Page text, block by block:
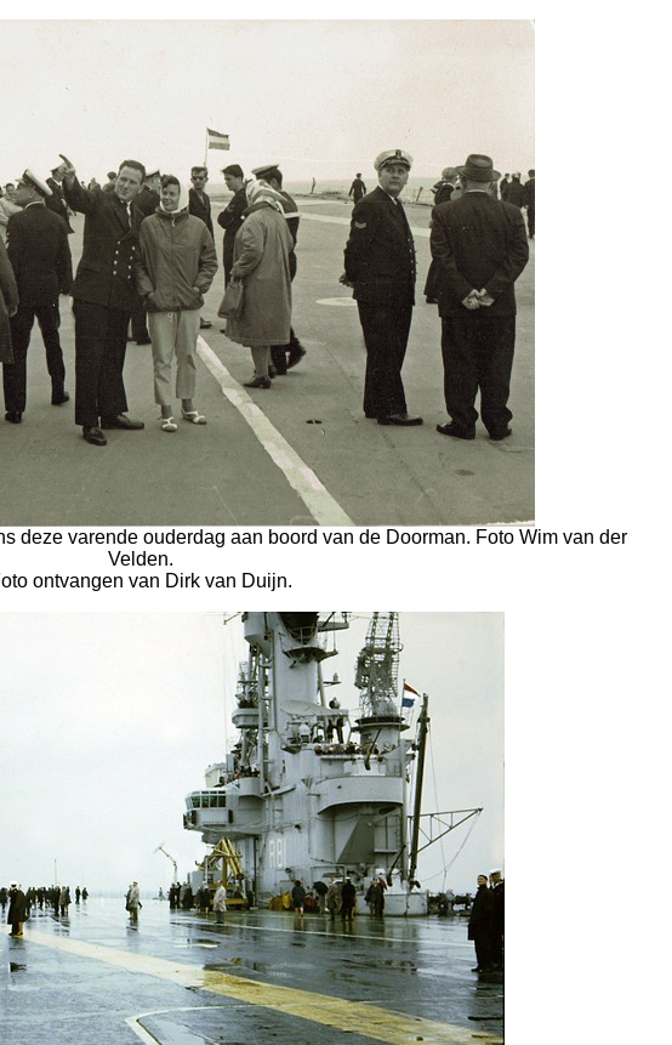
deze varende ouderdag aan boord van de Doorman. Foto Wim van der
Velden.
ontvangen van Dirk van Duijn.